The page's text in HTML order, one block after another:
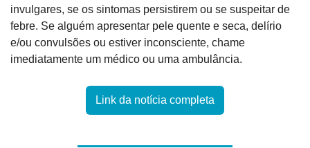
invulgares, se os sintomas persistirem ou se suspeitar de
febre. Se alguém apresentar pele quente e seca, delírio
e/ou convulsões ou estiver inconsciente, chame
imediatamente um médico ou uma ambulância.
Link da notícia completa